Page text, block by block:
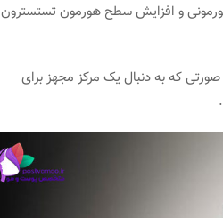
و افزایش سطح هورمون تستسترون
که به دنبال یک مرکز مجهز برای